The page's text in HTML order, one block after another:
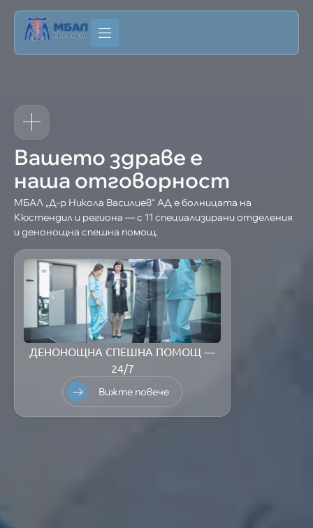
Вашето здраве е
наша отговорност
МБАЛ „Д-р Никола Василиев“ АД е болницата на
Кюстендил и региона — с 11 специализирани отделения
и денонощна спешна помощ.
ДЕНОНОЩНА СПЕШНА ПОМОЩ —
24/7
Вижте повече